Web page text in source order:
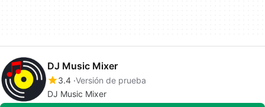
DJ Music Mixer
3.4 Versión de prueba
DJ Music Mixer